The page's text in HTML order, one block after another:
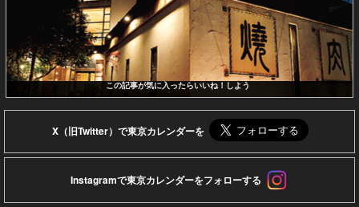
この記事が気に入ったらいいね！しよう
X（旧Twitter）で東京カレンダーを
Instagramで東京カレンダーをフォローする